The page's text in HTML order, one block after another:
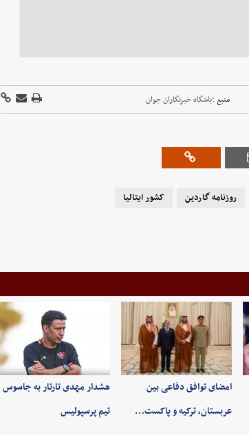
منبع :باشگاه خبرنگاران جوان
روزنامه گاردین کشور ایتالیا
امضای توافق دفاعی بین
عربستان، ترکیه و پاکست…
هشدار مهدی تارتار به جاسوس
تیم پرسپولیس